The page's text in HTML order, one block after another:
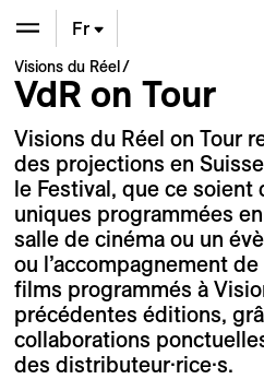
En
De
Fr
Visions du Réel
VdR on Tour
Visions du Réel on Tour
des projections en
le Festival, que ce
uniques programmées
salle de cinéma ou un
ou l’accompagnement
films programmés à
précédentes éditions,
collaborations
des distributeur·rice·s.